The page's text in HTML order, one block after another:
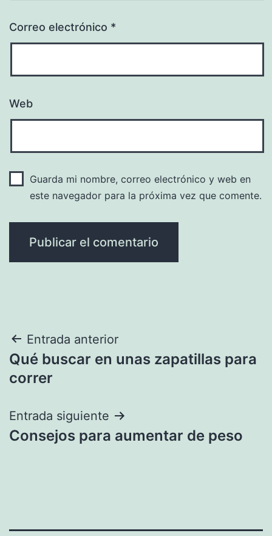
Correo electrónico *
Web
Guarda mi nombre, correo electrónico y web en
este navegador para la próxima vez que comente.
Navegación
de
Entrada anterior
Qué buscar en unas zapatillas para
correr
Entrada siguiente
Consejos para aumentar de peso